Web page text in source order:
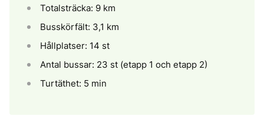
Totalsträcka: 9 km
Busskörfält: 3,1 km
Hållplatser: 14 st
Antal bussar: 23 st (etapp 1 och etapp 2)
Turtäthet: 5 min